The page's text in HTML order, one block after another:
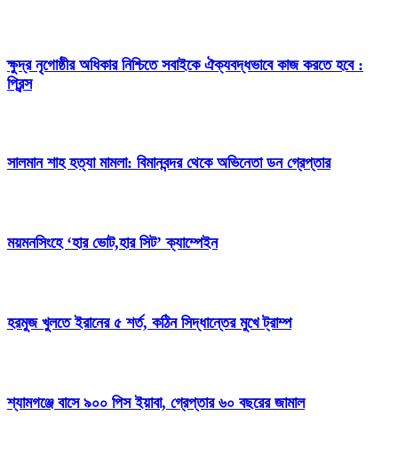
ক্ষুদ্র নৃগোষ্ঠীর অধিকার নিশ্চিতে সবাইকে ঐক্যবদ্ধভাবে কাজ করতে হবে :
প্রিন্স
সালমান শাহ হত্যা মামলা: বিমানবন্দর থেকে অভিনেতা ডন গ্রেপ্তার
ময়মনসিংহে ‘হার ভোট,হার সিট’ ক্যাম্পেইন
হরমুজ খুলতে ইরানের ৫ শর্ত, কঠিন সিদ্ধান্তের মুখে ট্রাম্প
শ্যামগঞ্জে বাসে ৯০০ পিস ইয়াবা, গ্রেপ্তার ৬০ বছরের জামাল